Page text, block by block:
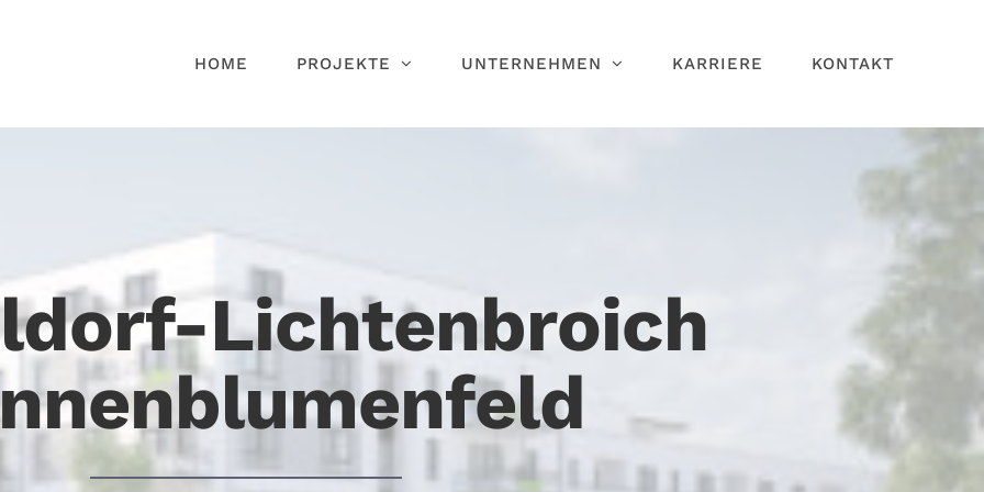
HOME PROJEKTE UNTERNEHMEN KARRIERE KONTAKT
Lichtenbroich